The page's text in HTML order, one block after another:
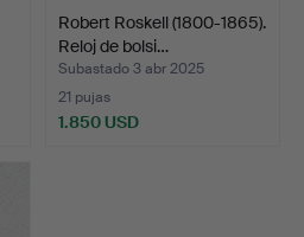
Robert Roskell (1800-1865).
Reloj de bolsi…
Subastado 3 abr 2025
21 pujas
1.850 USD